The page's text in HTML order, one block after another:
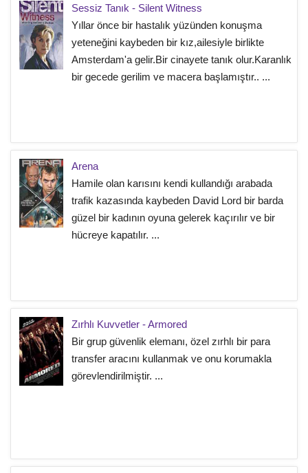
Sessiz Tanık - Silent Witness
Yıllar önce bir hastalık yüzünden konuşma
yeteneğini kaybeden bir kız,ailesiyle birlikte
Amsterdam'a gelir.Bir cinayete tanık olur.Karanlık
bir gecede gerilim ve macera başlamıştır.. ...
Arena
Hamile olan karısını kendi kullandığı arabada
trafik kazasında kaybeden David Lord bir barda
güzel bir kadının oyuna gelerek kaçırılır ve bir
hücreye kapatılır. ...
Zırhlı Kuvvetler - Armored
Bir grup güvenlik elemanı, özel zırhlı bir para
transfer aracını kullanmak ve onu korumakla
görevlendirilmiştir. ...